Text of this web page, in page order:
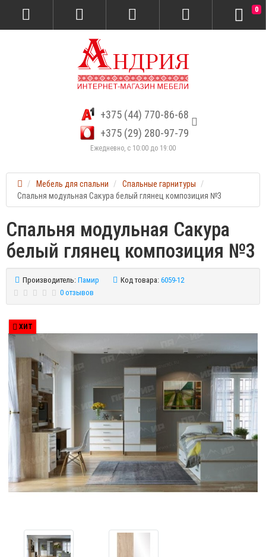
+375 (44) 770-86-68
+375 (29) 280-97-79
Ежедневно, с 10:00 до 19:00
0
Мебель для спальни
Спальные гарнитуры
Спальня модульная Сакура белый глянец композиция №3
Спальня модульная Сакура
белый глянец композиция №3
Производитель: Памир Код товара: 6059-12
0 отзывов
ХИТ